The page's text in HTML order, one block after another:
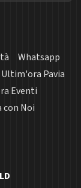
Whatsapp
Ultim'ora Pavia
Eventi
con Noi